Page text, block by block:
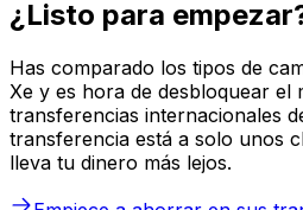
¿Listo para
Has comparado los tipos de
Xe y es hora de desbloquear el
transferencias internacionales
transferencia está a solo unos
lleva tu dinero más lejos.